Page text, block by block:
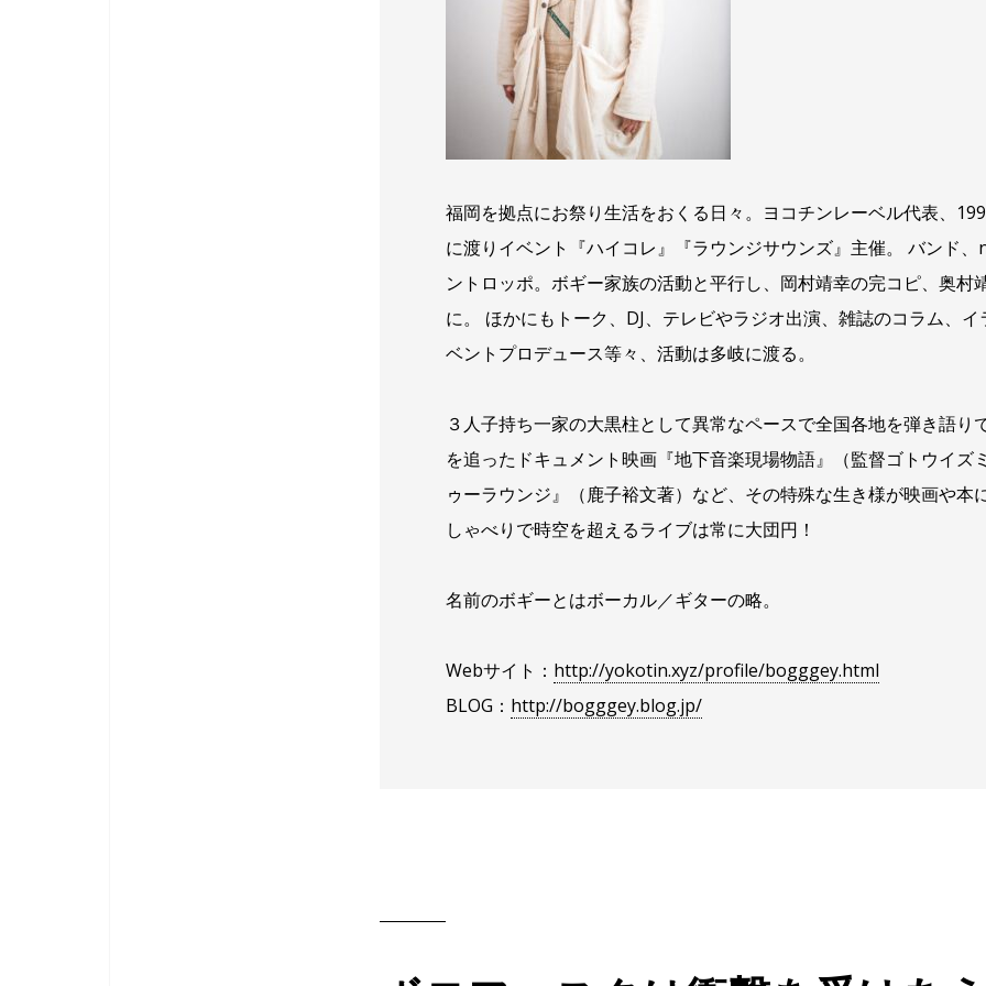
福岡を拠点にお祭り生活をおくる日々。ヨコチンレーベル代表、
に渡りイベント『ハイコレ』『ラウンジサウンズ』主催。 バンド
ントロッポ。ボギー家族の活動と平行し、岡村靖幸の完コピ、奥村
に。 ほかにもトーク、DJ、テレビやラジオ出演、雑誌のコラム、イ
ベントプロデュース等々、活動は多岐に渡る。
３人子持ち一家の大黒柱として異常なペースで全国各地を弾き語り
を追ったドキュメント映画『地下音楽現場物語』（監督ゴトウイズ
ゥーラウンジ』（鹿子裕文著）など、その特殊な生き様が映画や本
しゃべりで時空を超えるライブは常に大団円！
名前のボギーとはボーカル／ギターの略。
Webサイト： http://yokotin.xyz/profile/bogggey.html
BLOG： http://bogggey.blog.jp/